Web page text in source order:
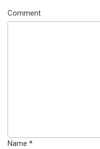
Comment
Name *